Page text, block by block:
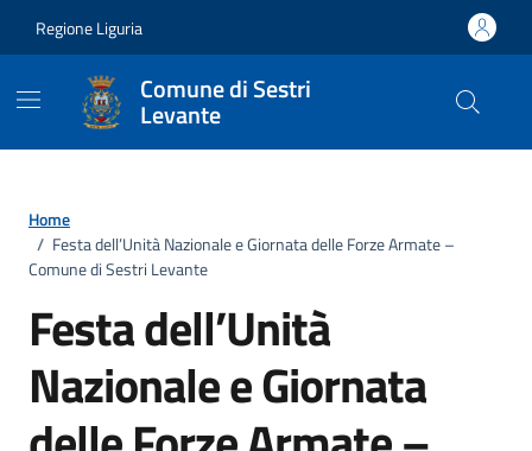
Regione Liguria
Comune di Sestri
Levante
Home
/ Festa dell’Unità Nazionale e Giornata delle Forze Armate –
Comune di Sestri Levante
Festa dell’Unità
Nazionale e Giornata